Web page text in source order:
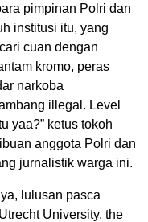
pimpinan Polri dan
institusi itu, yang
cuan dengan
kromo, peras
narkoba
illegal. Level
yaa?” ketus tokoh
anggota Polri dan
jurnalistik warga ini.
lulusan pasca
University, the